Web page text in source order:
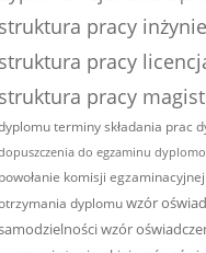
struktura pracy
struktura pracy
struktura pracy
terminy składania prac
do egzaminu
powołanie komisji egzaminacyjnej
dyplomuwzór
wzór